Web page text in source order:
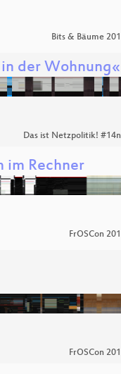
Bits & Bäume
der Wohnung«
Das ist Netzpolitik!
im Rechner
FrOSCon
FrOSCon